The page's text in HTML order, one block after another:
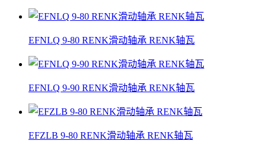
EFNLQ 9-80 RENK滑动轴承 RENK轴瓦
EFNLQ 9-90 RENK滑动轴承 RENK轴瓦
EFZLB 9-80 RENK滑动轴承 RENK轴瓦